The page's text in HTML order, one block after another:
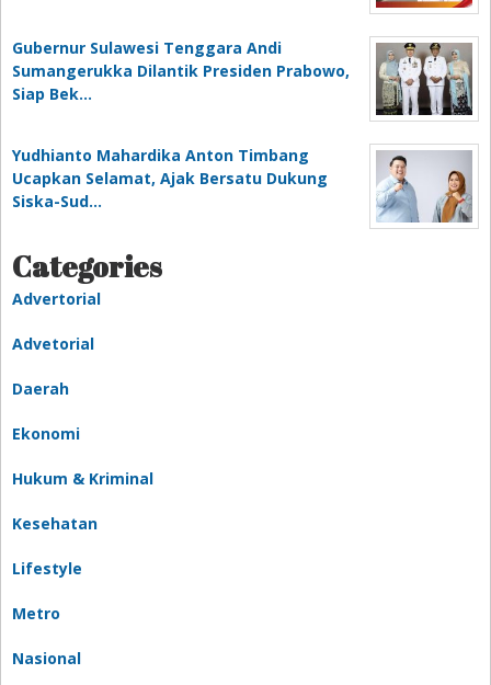
Gubernur Sulawesi Tenggara Andi
Sumangerukka Dilantik Presiden Prabowo,
Siap Bek…
Yudhianto Mahardika Anton Timbang
Ucapkan Selamat, Ajak Bersatu Dukung
Siska-Sud…
Categories
Advertorial
Advetorial
Daerah
Ekonomi
Hukum & Kriminal
Kesehatan
Lifestyle
Metro
Nasional